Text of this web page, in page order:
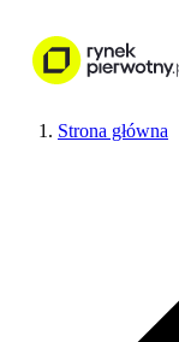
Strona główna